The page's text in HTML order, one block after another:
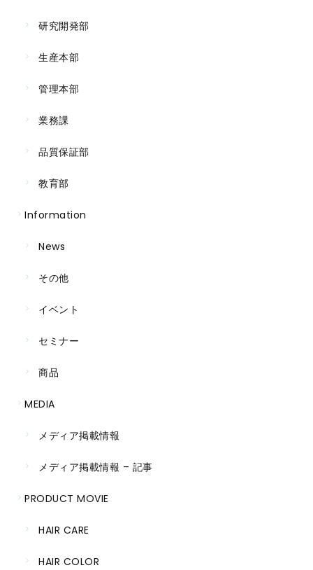
研究開発部
生産本部
管理本部
業務課
品質保証部
教育部
Information
News
その他
イベント
セミナー
商品
MEDIA
メディア掲載情報
メディア掲載情報 – 記事
PRODUCT MOVIE
HAIR CARE
HAIR COLOR